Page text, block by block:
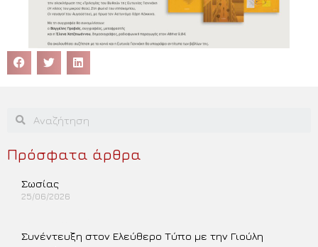
Πρόσφατα άρθρα
Σωσίας
25/06/2026
Συνέντευξη στον Ελεύθερο Τύπο με την Γιούλη